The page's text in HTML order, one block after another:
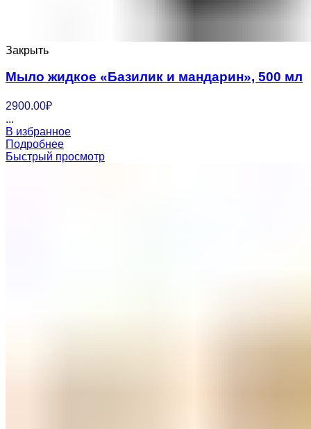
Закрыть
Мыло жидкое «Базилик и мандарин», 500 мл
2900.00₽
...
В избранное
Подробнее
Быстрый просмотр